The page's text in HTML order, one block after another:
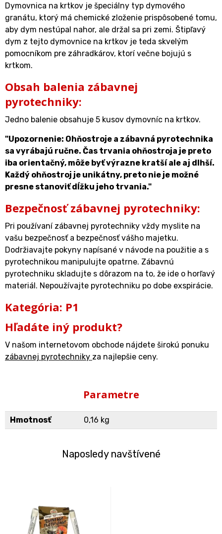
Dymovnica na krtkov je špeciálny typ dymového
granátu, ktorý má chemické zloženie prispôsobené tomu,
aby dym nestúpal nahor, ale držal sa pri zemi. Štipľavý
dym z tejto dymovnice na krtkov je teda skvelým
pomocníkom pre záhradkárov, ktorí večne bojujú s
krtkom.
Obsah balenia zábavnej
pyrotechniky:
Jedno balenie obsahuje 5 kusov dymovníc na krtkov.
"Upozornenie: Ohňostroje a zábavná pyrotechnika
sa vyrábajú ručne. Čas trvania ohňostroja je preto
iba orientačný, môže byť výrazne kratší ale aj dlhší.
Každý ohňostroj je unikátny, preto nie je možné
presne stanoviť dĺžku jeho trvania."
Bezpečnosť zábavnej pyrotechniky:
Pri používaní zábavnej pyrotechniky vždy myslite na
vašu bezpečnosť a bezpečnosť vášho majetku.
Dodržiavajte pokyny napísané v návode na použitie a s
pyrotechnikou manipulujte opatrne. Zábavnú
pyrotechniku skladujte s dôrazom na to, že ide o horľavý
materiál. Nepoužívajte pyrotechniku po dobe exspirácie.
Kategória: P1
Hľadáte iný produkt?
V našom internetovom obchode nájdete širokú ponuku
zábavnej pyrotechniky za najlepšie ceny.
Parametre
Hmotnosť 0,16 kg
Naposledy navštívené